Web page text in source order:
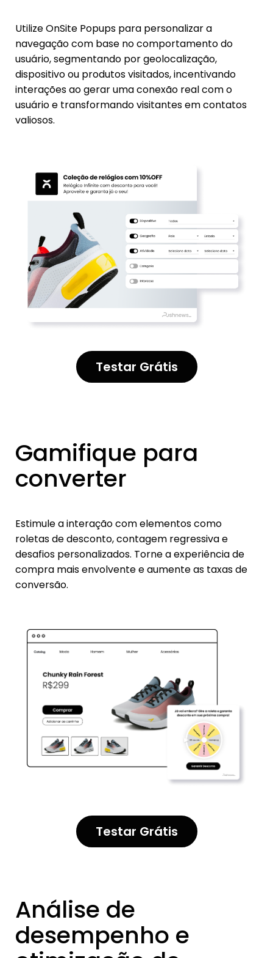
Utilize OnSite Popups para personalizar a
navegação com base no comportamento do
usuário, segmentando por geolocalização,
dispositivo ou produtos visitados, incentivando
interações ao gerar uma conexão real com o
usuário e transformando visitantes em contatos
valiosos.
Testar Grátis
Gamifique para
converter
Estimule a interação com elementos como
roletas de desconto, contagem regressiva e
desafios personalizados. Torne a experiência de
compra mais envolvente e aumente as taxas de
conversão.
Testar Grátis
Análise de
desempenho e